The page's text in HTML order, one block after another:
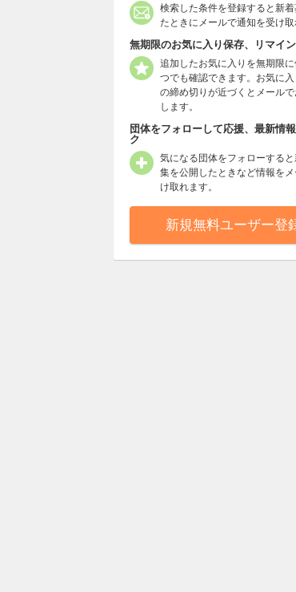
検索した条件を登録すると新着
たときにメールで通知を受け取
無期限のお気に入り保存、リマイ
追加したお気に入りを無期限
つでも確認できます。お気に
の締め切りが近づくとメール
します。
団体をフォローして応援、最新情
ク
気になる団体をフォローする
集を公開したときなど情報を
け取れます。
新規無料ユーザー登